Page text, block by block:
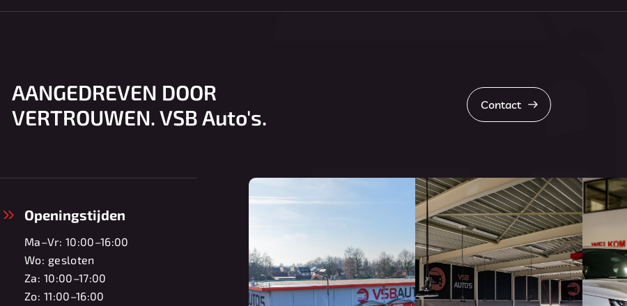
AANGEDREVEN DOOR
VERTROUWEN. VSB Auto's.
Contact
Openingstijden
Ma–Vr: 10:00–16:00
Wo: gesloten
Za: 10:00–17:00
Zo: 11:00–16:00